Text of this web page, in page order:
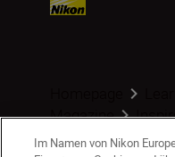
Magazine
Im Namen von Nikon